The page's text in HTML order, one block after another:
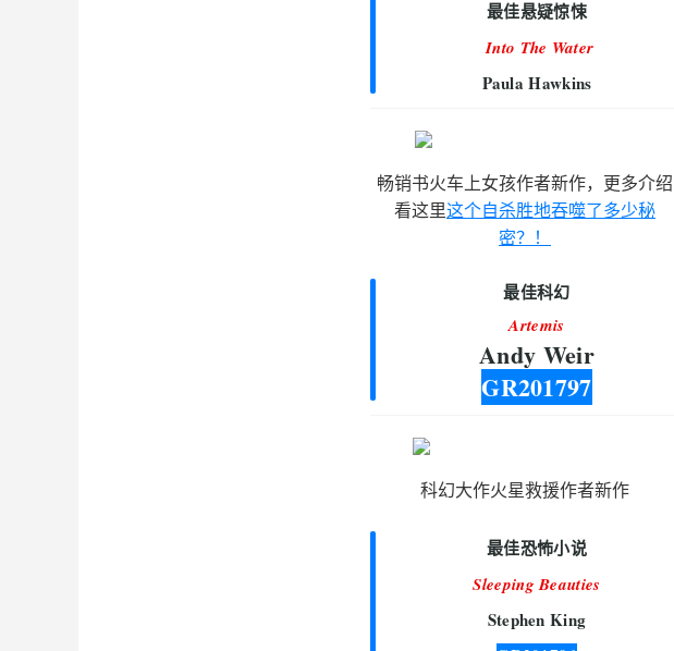
最佳悬疑惊悚
Into The Water
Paula Hawkins
畅销书火车上女孩作者新作，更多介绍
看这里这个自杀胜地吞噬了多少秘
密？！
最佳科幻
Artemis
Andy Weir
GR201797
科幻大作火星救援作者新作
最佳恐怖小说
Sleeping Beauties
Stephen King